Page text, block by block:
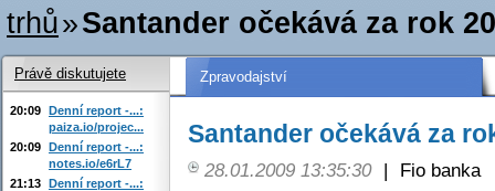
trhů»Santander očekává za rok
Zpravodajství
Santander očekává za
28.01.2009 13:35:30 |
Fio banka
Právě diskutujete
20:09 Denní report -...:
paiza.io/projec...
20:09 Denní report -...:
notes.io/e6rL7
21:13 Denní report -...: